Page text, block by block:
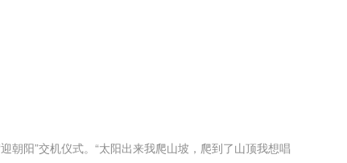
朝阳”交机仪式。“太阳出来我爬山坡，爬到了山顶我想唱